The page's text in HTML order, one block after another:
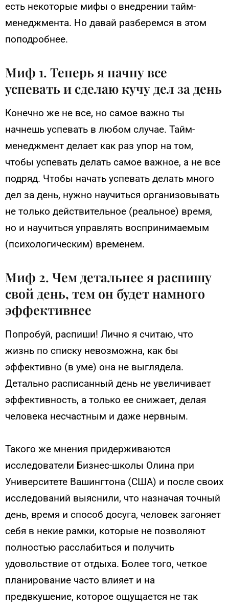
есть некоторые мифы о внедрении тайм-
менеджмента. Но давай разберемся в этом
поподробнее.
Миф 1. Теперь я начну все
успевать и сделаю кучу дел за день
Конечно же не все, но самое важно ты
начнешь успевать в любом случае. Тайм-
менеджмент делает как раз упор на том,
чтобы успевать делать самое важное, а не все
подряд. Чтобы начать успевать делать много
дел за день, нужно научиться организовывать
не только действительное (реальное) время,
но и научиться управлять воспринимаемым
(психологическим) временем.
Миф 2. Чем детальнее я распишу
свой день, тем он будет намного
эффективнее
Попробуй, распиши! Лично я считаю, что
жизнь по списку невозможна, как бы
эффективно (в уме) она не выглядела.
Детально расписанный день не увеличивает
эффективность, а только ее снижает, делая
человека несчастным и даже нервным.
Такого же мнения придерживаются
исследователи Бизнес-школы Олина при
Университете Вашингтона (США) и после своих
исследований выяснили, что назначая точный
день, время и способ досуга, человек загоняет
себя в некие рамки, которые не позволяют
полностью расслабиться и получить
удовольствие от отдыха. Более того, четкое
планирование часто влияет и на
предвкушение, которое ощущается не так